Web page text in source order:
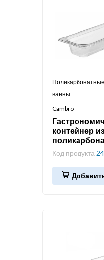
ванны
Cambro
контейнер из
Код продукта